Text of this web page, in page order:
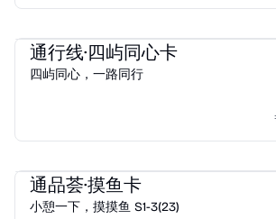
通行线·四屿同心卡
四屿同心，一路同行
通品荟·摸鱼卡
小憩一下，摸摸鱼 S1-3(23)